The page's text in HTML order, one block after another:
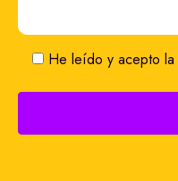
He leído y acepto la